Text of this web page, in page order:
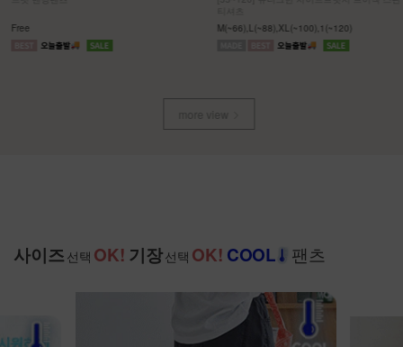
Free
M(~66),L(~88),XL(~100),1(~120)
more view
사이즈 선택 OK! 기장선택 OK! COOL 팬츠